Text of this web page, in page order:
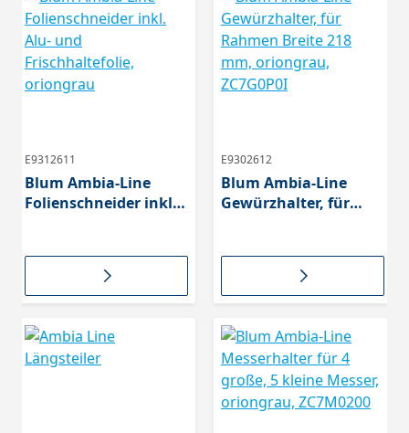
E9312611
Blum Ambia-Line
Folienschneider inkl.
oriongrau
E9302612
Blum Ambia-Line
Gewürzhalter, für
ZC7G0P0I